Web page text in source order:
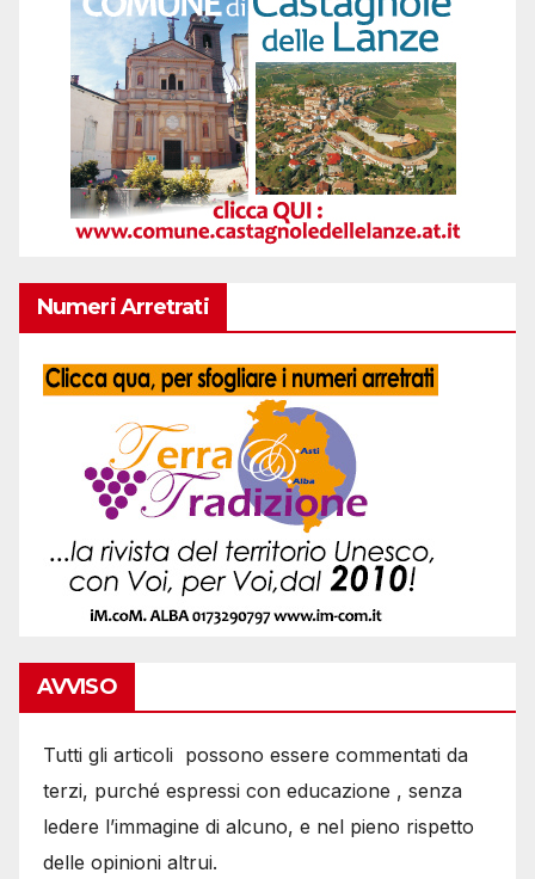
Numeri Arretrati
AVVISO
Tutti gli articoli possono essere commentati da
terzi, purché espressi con educazione , senza
ledere l’immagine di alcuno, e nel pieno rispetto
delle opinioni altrui.